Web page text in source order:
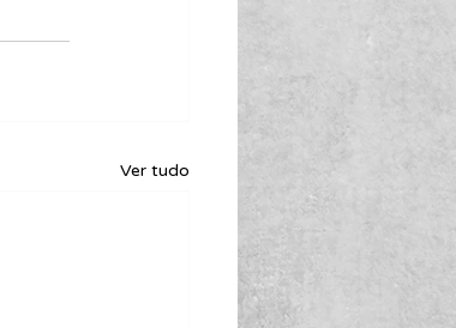
Ver tudo